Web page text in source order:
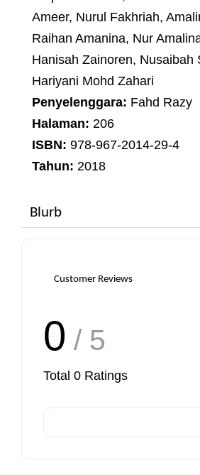
Ameer, Nurul Fakhriah,
Raihan Amanina, Nur
Hanisah Zainoren, Nusaibah
Hariyani Mohd Zahari
Penyelenggara: Fahd Razy
Halaman: 206
ISBN: 978-967-2014-29-4
Tahun: 2018
Blurb
Customer Reviews
0 / 5
Total 0 Ratings